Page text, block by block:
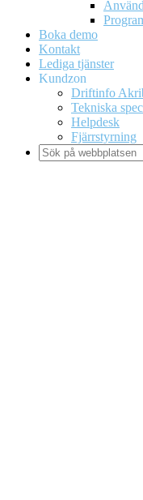
Boka demo
Kontakt
Lediga tjänster
Kundzon
Driftinfo
Tekniska
Helpdesk
Fjärrstyrning
Sök
på